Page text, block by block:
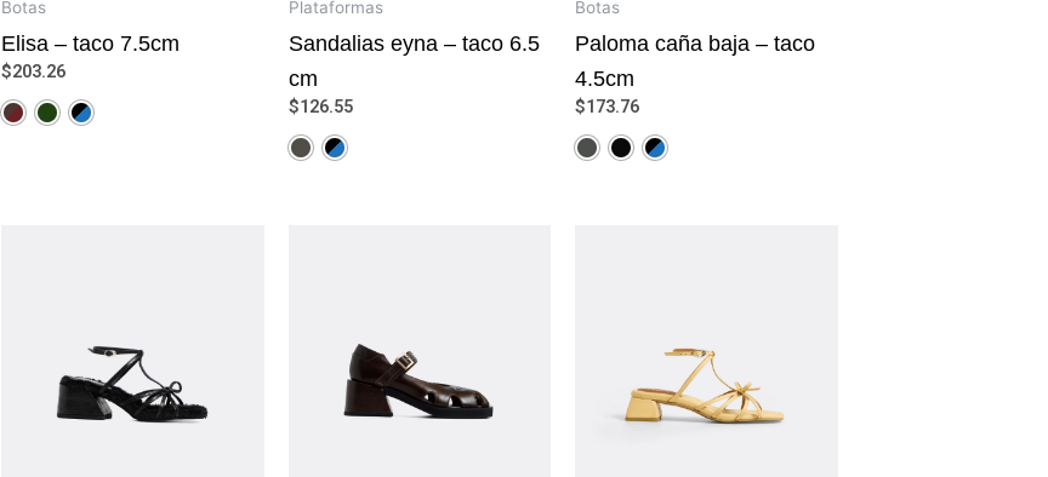
Botas
Elisa – taco 7.5cm
$203.26
Plataformas
Sandalias eyna – taco 6.5
cm
$126.55
Botas
Paloma caña baja – taco
4.5cm
$173.76